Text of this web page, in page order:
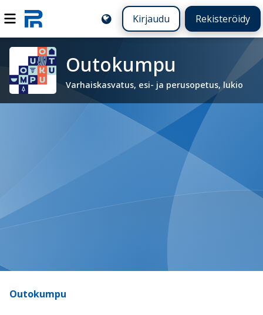
Kirjaudu Rekisteröidy
Outokumpu
Varhaiskasvatus, esi- ja perusopetus, lukio
Outokumpu